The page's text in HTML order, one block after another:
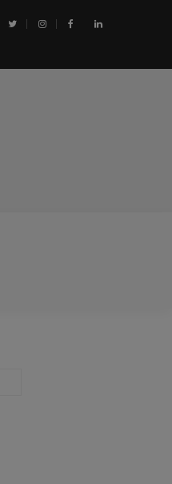
ασφάλεια της Ερυθράς